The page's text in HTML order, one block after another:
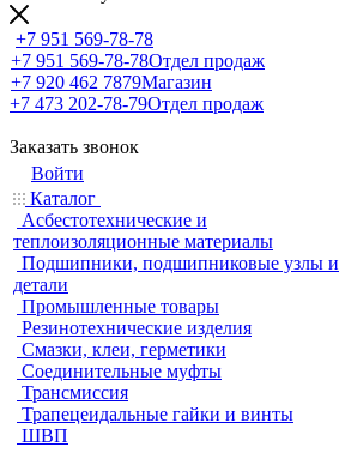
+7 951 569-78-78
+7 951 569-78-78Отдел продаж
+7 920 462 7879Магазин
+7 473 202-78-79Отдел продаж
Заказать звонок
Войти
Каталог
Асбестотехнические и
теплоизоляционные материалы
Подшипники, подшипниковые узлы и
детали
Промышленные товары
Резинотехнические изделия
Смазки, клеи, герметики
Соединительные муфты
Трансмиссия
Трапецеидальные гайки и винты
ШВП